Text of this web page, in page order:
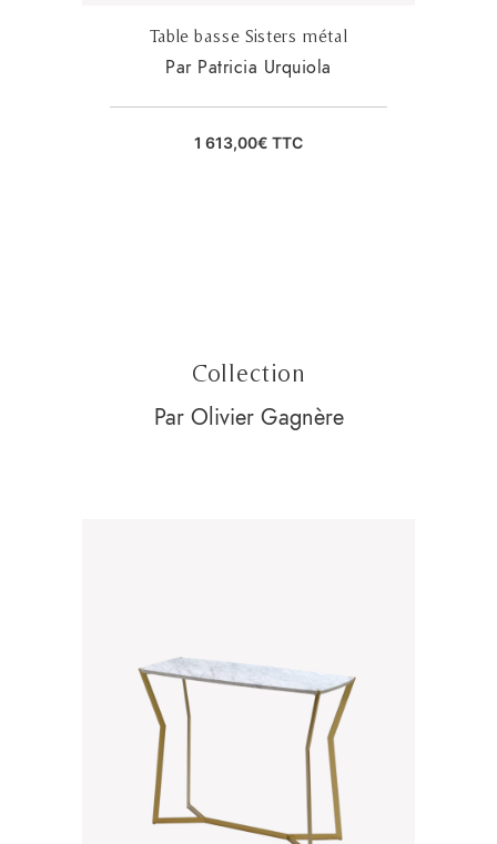
Table basse Sisters métal
Par Patricia Urquiola
1 613,00€ TTC
Collection
Par Olivier Gagnère